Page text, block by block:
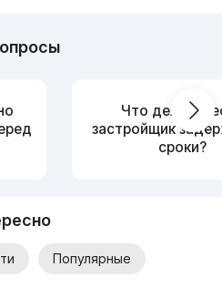
Что делать,
застройщик
сроки?
Популярные